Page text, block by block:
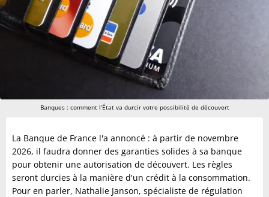
Banques : comment l’État va durcir votre possibilité de découvert
La Banque de France l'a annoncé : à partir de novembre
2026, il faudra donner des garanties solides à sa banque
pour obtenir une autorisation de découvert. Les règles
seront durcies à la manière d'un crédit à la consommation.
Pour en parler, Nathalie Janson, spécialiste de régulation